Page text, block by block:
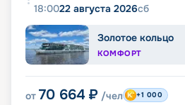
18:0022 августа 2026сб
Золотое кольцо
КОМФОРТ
от 70 664 ₽ /чел +1 000